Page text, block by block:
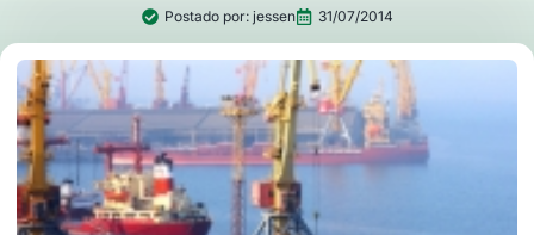
Postado por:jessen 31/07/2014